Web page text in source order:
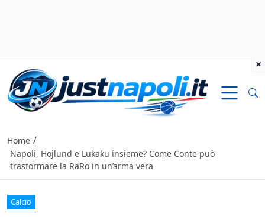
Home /
Napoli, Hojlund e Lukaku insieme? Come Conte può
trasformare la RaRo in un’arma vera
Calcio
×